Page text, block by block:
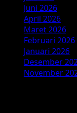
Juni 2026
April 2026
Maret 2026
Februari 2026
Januari 2026
Desember
November